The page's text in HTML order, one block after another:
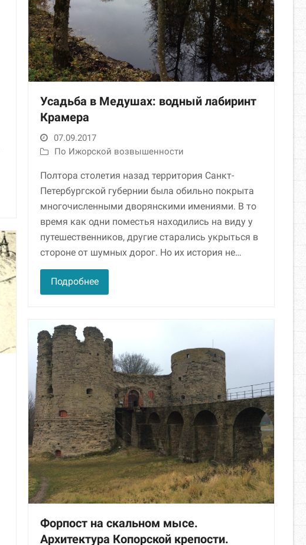
Усадьба в Медушах: водный лабиринт
Крамера
07.09.2017
По Ижорской возвышенности
Полтора столетия назад территория Санкт-
Петербургской губернии была обильно покрыта
многочисленными дворянскими имениями. В то
время как одни поместья находились на виду у
путешественников, другие старались укрыться в
стороне от шумных дорог. Но их история не…
Подробнее
Форпост на скальном мысе.
Архитектура Копорской крепости.